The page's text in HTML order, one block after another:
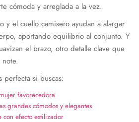
cómoda y arreglada a la vez.
y el cuello camisero ayudan a alargar
aportando equilibrio al conjunto. Y
el brazo, otro detalle clave que
perfecta si buscas:
favorecedora
grandes cómodos y elegantes
con efecto estilizador